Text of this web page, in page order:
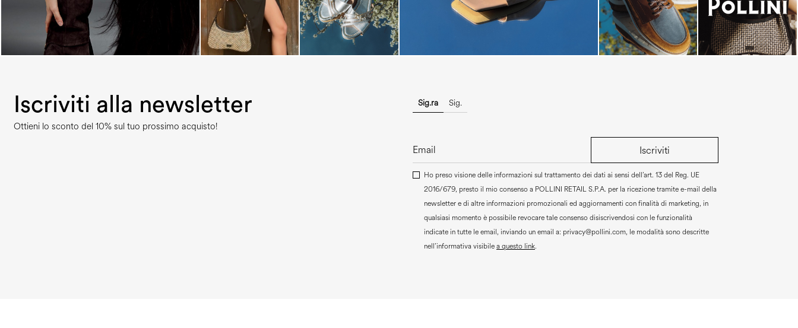
Iscriviti alla newsletter
Ottieni lo sconto del 10% sul tuo prossimo acquisto!
Sig.ra Sig.
Iscriviti
Ho preso visione delle informazioni sul trattamento dei dati ai sensi dell’art. 13 del Reg. UE
2016/679, presto il mio consenso a POLLINI RETAIL S.P.A. per la ricezione tramite e-mail della
newsletter e di altre informazioni promozionali ed aggiornamenti con finalità di marketing, in
qualsiasi momento è possibile revocare tale consenso disiscrivendosi con le funzionalità
indicate in tutte le email, inviando un email a: privacy@pollini.com, le modalità sono descritte
nell’informativa visibilea questo link.